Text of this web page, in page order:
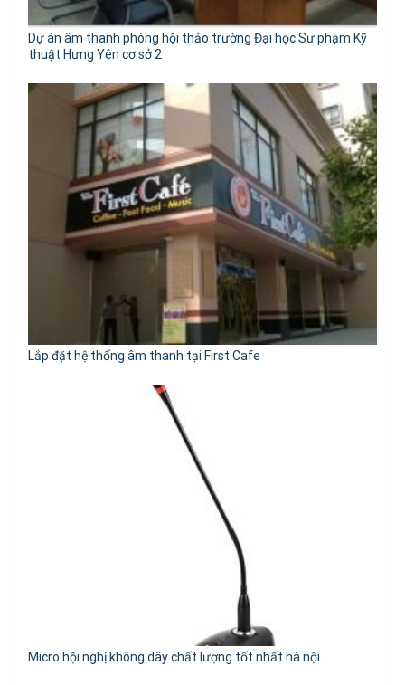
Dự án âm thanh phòng hội thảo trường Đại học Sư phạm Kỹ
thuật Hưng Yên cơ sở 2
Lắp đặt hệ thống âm thanh tại First Cafe
Micro hội nghị không dây chất lượng tốt nhất hà nội